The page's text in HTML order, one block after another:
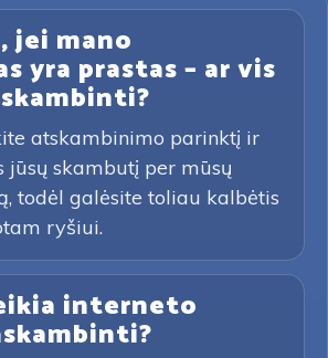
jei mano
yra prastas – ar vis
atskambinimo parinktį ir
jūsų skambutį per mūsų
todėl galėsite toliau kalbėtis
ryšiui.
interneto